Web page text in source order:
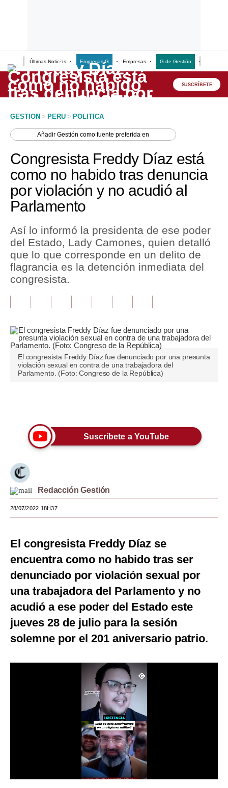
Últimas Noticias Empresas G Empresas G de Gestión
Lo último
Peru Quiosco
Economía
Mercados
Perú
Política
Tu Dinero
Finanzas Personales
Plus G
Opinión
Editorial
Pregunta de hoy
Lujo
Viajes
Moda
Estilos
Mundo
España
Internacional
Club del Suscriptor
SUSCRÍBETE
GESTION > PERU > POLITICA
AñadirGestión como fuente preferida en
Congresista Freddy Díaz está
como no habido tras denuncia
por violación y no acudió al
Parlamento
Así lo informó la presidenta de ese poder
del Estado, Lady Camones, quien detalló
que lo que corresponde en un delito de
flagrancia es la detención inmediata del
congresista.
El congresista Freddy Díaz fue denunciado por una presunta
violación sexual en contra de una trabajadora del
Parlamento. (Foto: Congreso de la República)
Suscríbete a YouTube
Redacción Gestión
28/07/2022 18H37
El congresista Freddy Díaz se
encuentra como no habido tras ser
denunciado por violación sexual por
una trabajadora del Parlamento y no
acudió a ese poder del Estado este
jueves 28 de julio para la sesión
solemne por el 201 aniversario patrio.